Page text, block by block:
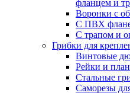
фланцем и
Воронки с
С ПВХ
С трапом и
Грибки для
Винтовые
Рейки и
Стальные
Саморезы